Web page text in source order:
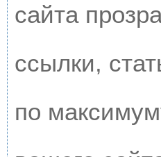
сайта
ссылки,
по